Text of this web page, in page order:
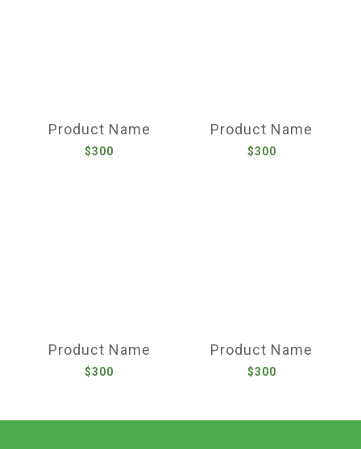
Product Name
$300
Product Name
$300
Product Name
$300
Product Name
$300